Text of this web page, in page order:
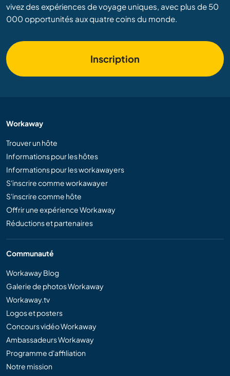
vivez des expériences de voyage uniques, avec plus de 50
000 opportunités aux quatre coins du monde.
Inscription
Workaway
Trouver un hôte
Informations pour les hôtes
Informations pour les workawayers
S'inscrire comme workawayer
S'inscrire comme hôte
Offrir une expérience Workaway
Réductions et partenaires
Communauté
Workaway Blog
Galerie de photos Workaway
Workaway.tv
Logos et posters
Concours vidéo Workaway
Ambassadeurs Workaway
Programme d'affiliation
Notre mission